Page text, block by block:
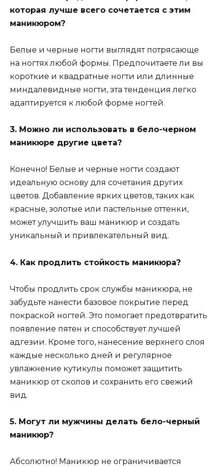
которая лучше всего сочетается с этим
маникюром?
Белые и черные ногти выглядят потрясающе
на ногтях любой формы. Предпочитаете ли вы
короткие и квадратные ногти или длинные
миндалевидные ногти, эта тенденция легко
адаптируется к любой форме ногтей.
3. Можно ли использовать в бело-черном
маникюре другие цвета?
Конечно! Белые и черные ногти создают
идеальную основу для сочетания других
цветов. Добавление ярких цветов, таких как
красные, золотые или пастельные оттенки,
может улучшить ваш маникюр и создать
уникальный и привлекательный вид.
4. Как продлить стойкость маникюра?
Чтобы продлить срок службы маникюра, не
забудьте нанести базовое покрытие перед
покраской ногтей. Это помогает предотвратить
появление пятен и способствует лучшей
адгезии. Кроме того, нанесение верхнего слоя
каждые несколько дней и регулярное
увлажнение кутикулы поможет защитить
маникюр от сколов и сохранить его свежий
вид.
5. Могут ли мужчины делать бело-черный
маникюр?
Абсолютно! Маникюр не ограничивается